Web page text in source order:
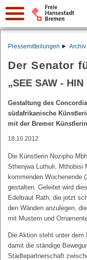
Suche:
Pressemitteilungen Archiv
Der Senator
„SEE SAW - HIN
Gestaltung des
südafrikanische
mit der Bremer
18.10.2012
Die Künstlerin Nozipho
Sthenjwa Luthuli, Mthobisi
kommenden Wochenende
gestalten. Geleitet wird
Edeltraut Rath, die jetzt
den Wänden anzulegen,
mit Mustern und
Die Aktion steht unter dem
damit die ständige
Städtepartnerschaft